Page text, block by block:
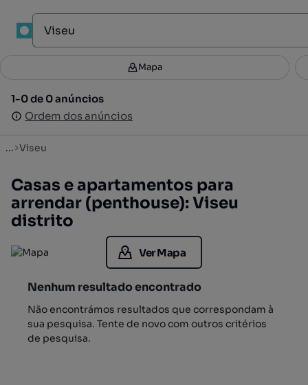
Filtros 3
1-0 de 0 anúncios
Ordem dos anúncios
Mapa
1-0 de 0 anúncios
Ordem dos anúncios
... Viseu
Casas e apartamentos para
arrendar (penthouse): Viseu
distrito
Ver Mapa
Nenhum resultado encontrado
Não encontrámos resultados que correspondam à
sua pesquisa. Tente de novo com outros critérios
de pesquisa.